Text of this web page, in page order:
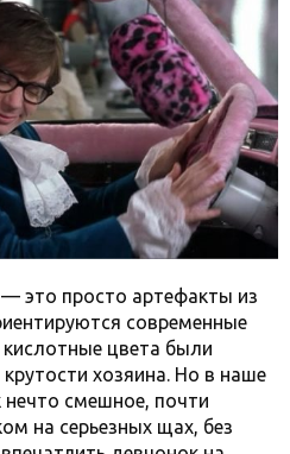
это просто артефакты из
современные
кислотные цвета были
хозяина. Но в наше
нечто смешное, почти
на серьезных щах, без